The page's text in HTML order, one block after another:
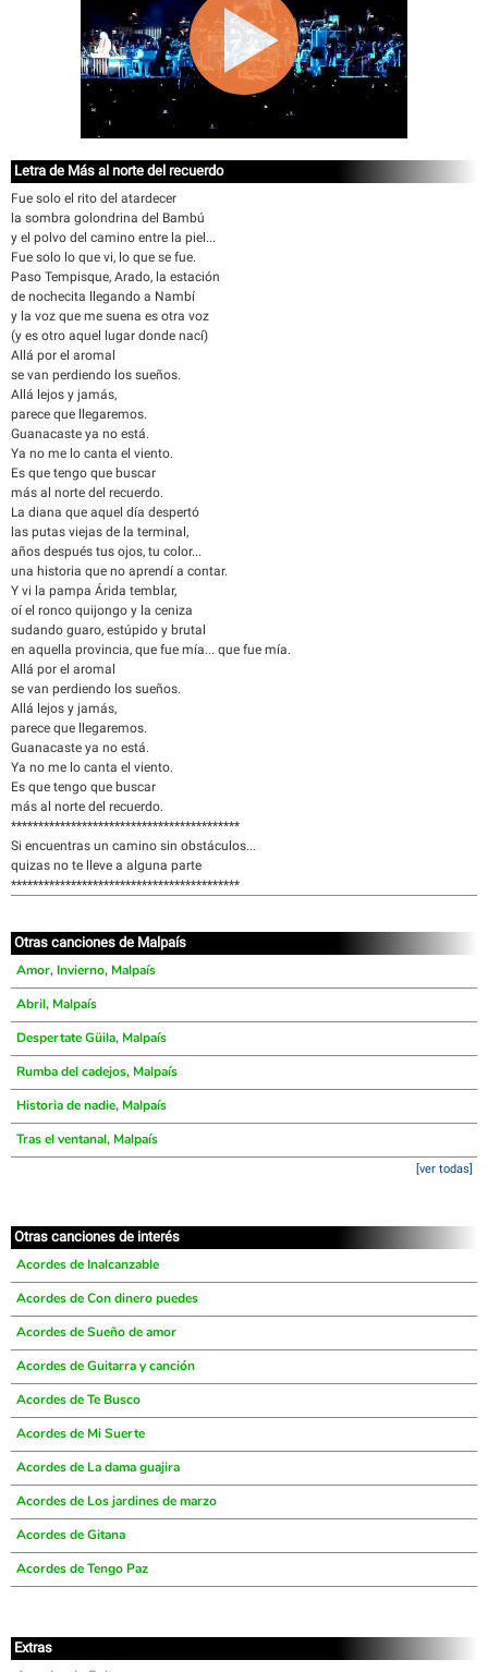
Letra de Más al norte del recuerdo
Fue solo el rito del atardecer
la sombra golondrina del Bambú
y el polvo del camino entre la piel...
Fue solo lo que vi, lo que se fue.
Paso Tempisque, Arado, la estación
de nochecita llegando a Nambí
y la voz que me suena es otra voz
(y es otro aquel lugar donde nací)
Allá por el aromal
se van perdiendo los sueños.
Allá lejos y jamás,
parece que llegaremos.
Guanacaste ya no está.
Ya no me lo canta el viento.
Es que tengo que buscar
más al norte del recuerdo.
La diana que aquel día despertó
las putas viejas de la terminal,
años después tus ojos, tu color...
una historia que no aprendí a contar.
Y vi la pampa Árida temblar,
oí el ronco quijongo y la ceniza
sudando guaro, estúpido y brutal
en aquella provincia, que fue mía... que fue mía.
Allá por el aromal
se van perdiendo los sueños.
Allá lejos y jamás,
parece que llegaremos.
Guanacaste ya no está.
Ya no me lo canta el viento.
Es que tengo que buscar
más al norte del recuerdo.
******************************************
Si encuentras un camino sin obstáculos...
quizas no te lleve a alguna parte
******************************************
Otras canciones de Malpaís
Amor, Invierno, Malpaís
Abril, Malpaís
Despertate Güila, Malpaís
Rumba del cadejos, Malpaís
Historia de nadie, Malpaís
Tras el ventanal, Malpaís
[ver todas]
Otras canciones de interés
Acordes de Inalcanzable
Acordes de Con dinero puedes
Acordes de Sueño de amor
Acordes de Guitarra y canción
Acordes de Te Busco
Acordes de Mi Suerte
Acordes de La dama guajira
Acordes de Los jardines de marzo
Acordes de Gitana
Acordes de Tengo Paz
Extras